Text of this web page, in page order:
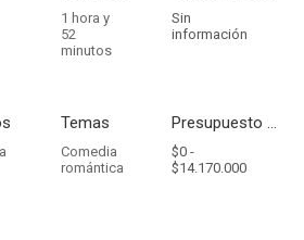
1 hora y
52
minutos
Sin
información
Temas
Comedia
romántica
Presupuesto - Ingresos
$0 -
$14.170.000